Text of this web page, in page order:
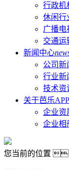
行政机
休闲行
广播电
交通运
新闻中心
公司新
行业新
技术资
关于芭乐
企业资
企业相
您当前的位置 